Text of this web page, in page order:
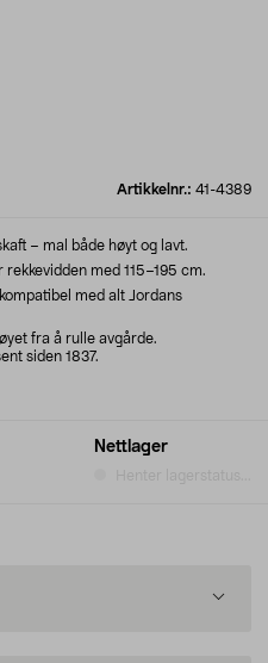
Artikkelnr.: 41-4389
Nettlager
– mal både høyt og lavt.
med 115–195 cm.
med alt Jordans
fra å rulle avgårde.
siden 1837.